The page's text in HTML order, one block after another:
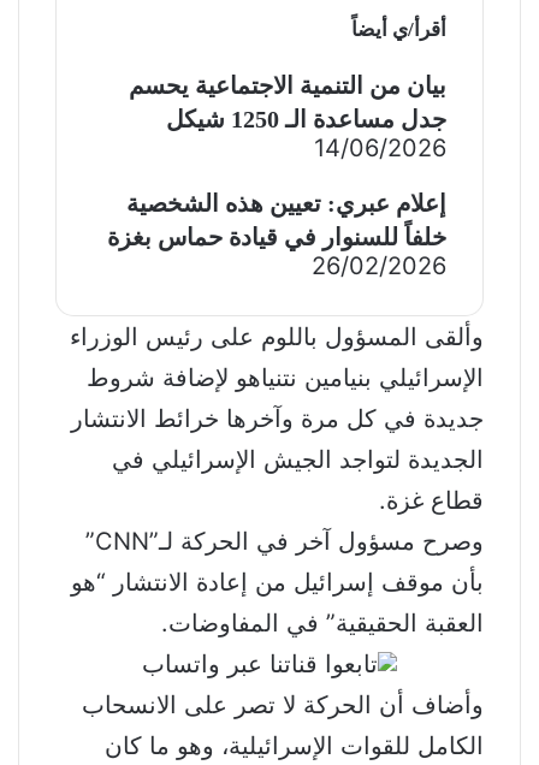
أقرأ/ي أيضاً
بيان من التنمية الاجتماعية يحسم
جدل مساعدة الـ 1250 شيكل
14/06/2026
إعلام عبري: تعيين هذه الشخصية
خلفاً للسنوار في قيادة حماس بغزة
26/02/2026
وألقى المسؤول باللوم على رئيس الوزراء
الإسرائيلي بنيامين نتنياهو لإضافة شروط
جديدة في كل مرة وآخرها خرائط الانتشار
الجديدة لتواجد الجيش الإسرائيلي في
قطاع غزة.
وصرح مسؤول آخر في الحركة لـ”CNN”
بأن موقف إسرائيل من إعادة الانتشار “هو
العقبة الحقيقية” في المفاوضات.
وأضاف أن الحركة لا تصر على الانسحاب
الكامل للقوات الإسرائيلية، وهو ما كان